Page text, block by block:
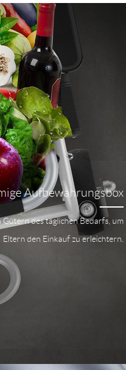
Aufbewahrungsbox
des täglichen Bedarfs, um
Eltern den Einkauf zu erleichtern.